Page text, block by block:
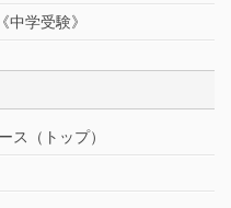
学受験》
ス（トップ）